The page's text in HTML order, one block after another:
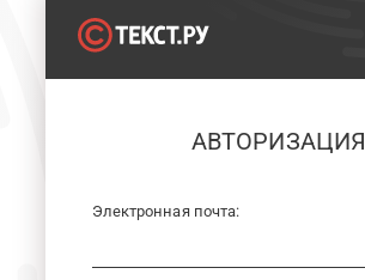
АВТОРИЗАЦИЯ
Электронная почта: